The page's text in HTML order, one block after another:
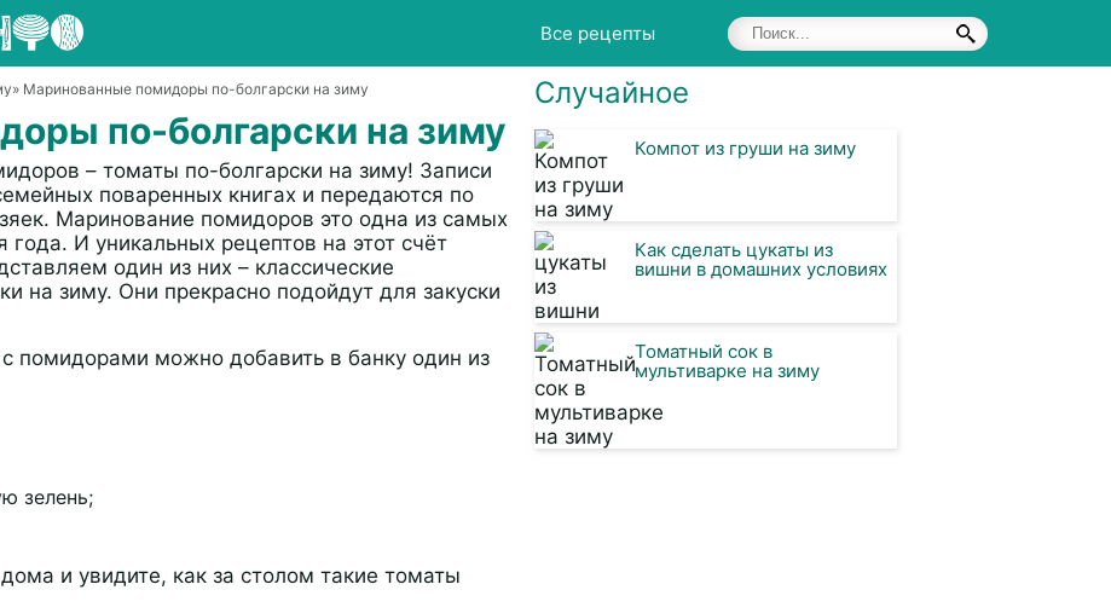
Все рецепты
» Маринованные помидоры по-болгарски на зиму
по-болгарски на зиму
– томаты по-болгарски на зиму! Записи
поваренных книгах и передаются по
Маринование помидоров это одна из самых
года. И уникальных рецептов на этот счёт
один из них – классические
на зиму. Они прекрасно подойдут для закуски
помидорами можно добавить в банку один из
зелень;
и увидите, как за столом такие томаты
Случайное
Компот из груши на зиму
Как сделать цукаты из
вишни в домашних условиях
Томатный сок в
мультиварке на зиму